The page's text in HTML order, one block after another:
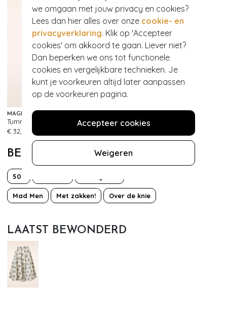
we omgaan met jouw privacy en cookies?
Lees dan hier alles over onze cookie- en
privacyverklaring. Klik op 'Accepteer
cookies' om akkoord te gaan. Liever niet?
Dan beperken we ons tot functionele
cookies en vergelijkbare technieken. Je
kunt je voorkeuren altijd later aanpassen
op de voorkeuren pagina.
Accepteer cookies
Weigeren
MAGIC BODYFASHION
Tummy Shaper Lace Slip in Zwart
€ 32,95
330
BEKIJK MEER VAN
50s
Mad Men Met zakken! Over de knie
LAATST BEWONDERD